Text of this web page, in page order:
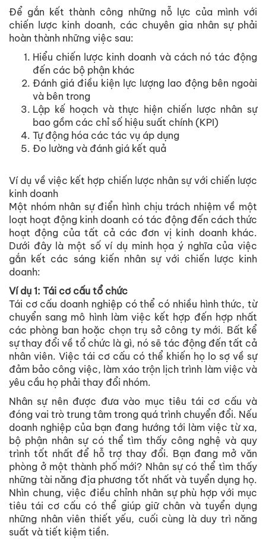
Để gắn kết thành công những nỗ lực của mình với
chiến lược kinh doanh, các chuyên gia nhân sự phải
hoàn thành những việc sau:
Hiểu chiến lược kinh doanh và cách nó tác động
đến các bộ phận khác
Đánh giá điều kiện lực lượng lao động bên ngoài
và bên trong
Lập kế hoạch và thực hiện chiến lược nhân sự
bao gồm các chỉ số hiệu suất chính (KPI)
Tự động hóa các tác vụ áp dụng
Đo lường và đánh giá kết quả
Ví dụ về việc kết hợp chiến lược nhân sự với chiến lược
kinh doanh
Một nhóm nhân sự điển hình chịu trách nhiệm về một
loạt hoạt động kinh doanh có tác động đến cách thức
hoạt động của tất cả các đơn vị kinh doanh khác.
Dưới đây là một số ví dụ minh họa ý nghĩa của việc
gắn kết các sáng kiến nhân sự với chiến lược kinh
doanh:
Ví dụ 1: Tái cơ cấu tổ chức
Tái cơ cấu doanh nghiệp có thể có nhiều hình thức, từ
chuyển sang mô hình làm việc kết hợp đến hợp nhất
các phòng ban hoặc chọn trụ sở công ty mới. Bất kể
sự thay đổi về tổ chức là gì, nó sẽ tác động đến tất cả
nhân viên. Việc tái cơ cấu có thể khiến họ lo sợ về sự
đảm bảo công việc, làm xáo trộn lịch trình làm việc và
yêu cầu họ phải thay đổi nhóm.
Nhân sự nên được đưa vào mục tiêu tái cơ cấu và
đóng vai trò trung tâm trong quá trình chuyển đổi. Nếu
doanh nghiệp của bạn đang hướng tới làm việc từ xa,
bộ phận nhân sự có thể tìm thấy công nghệ và quy
trình tốt nhất để hỗ trợ thay đổi. Bạn đang mở văn
phòng ở một thành phố mới? Nhân sự có thể tìm thấy
những tài năng địa phương tốt nhất và tuyển dụng họ.
Nhìn chung, việc điều chỉnh nhân sự phù hợp với mục
tiêu tái cơ cấu có thể giúp giữ chân và tuyển dụng
những nhân viên thiết yếu, cuối cùng là duy trì năng
suất và tiết kiệm tiền.